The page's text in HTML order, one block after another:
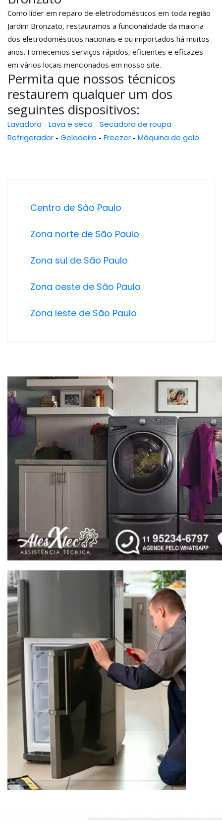
Como líder em reparo de eletrodomésticos em toda região
Jardim Bronzato, restauramos a funcionalidade da maioria
dos eletrodomésticos nacionais e ou importados há muitos
anos. Fornecemos serviços rápidos, eficientes e eficazes
em vários locais mencionados em nosso site.
Permita que nossos técnicos
restaurem qualquer um dos
seguintes dispositivos:
Lavadora - Lava e seca - Secadora de roupa -
Refrigerador - Geladeira - Freezer - Máquina de gelo
Centro de São Paulo
Zona norte de São Paulo
Zona sul de São Paulo
Zona oeste de São Paulo
Zona leste de São Paulo